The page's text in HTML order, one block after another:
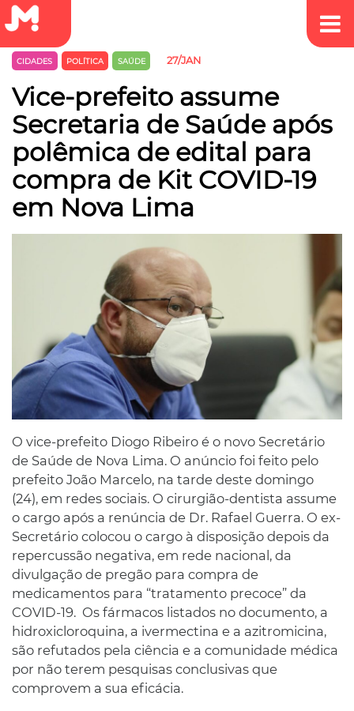
CIDADES POLÍTICA SAÚDE 27/JAN
Vice-prefeito assume
Secretaria de Saúde após
polêmica de edital para
compra de Kit COVID-19
em Nova Lima
O vice-prefeito Diogo Ribeiro é o novo Secretário
de Saúde de Nova Lima. O anúncio foi feito pelo
prefeito João Marcelo, na tarde deste domingo
(24), em redes sociais. O cirurgião-dentista assume
o cargo após a renúncia de Dr. Rafael Guerra. O ex-
Secretário colocou o cargo à disposição depois da
repercussão negativa, em rede nacional, da
divulgação de pregão para compra de
medicamentos para “tratamento precoce” da
COVID-19. Os fármacos listados no documento, a
hidroxicloroquina, a ivermectina e a azitromicina,
são refutados pela ciência e a comunidade médica
por não terem pesquisas conclusivas que
comprovem a sua eficácia.